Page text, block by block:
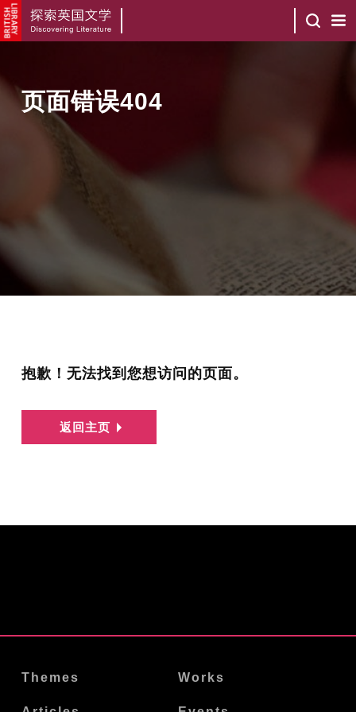
页面错误404
抱歉！无法找到您想访问的页面。
返回主页
Themes Works